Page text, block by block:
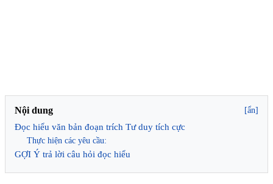
Nội dung [ẩn]
Đọc hiểu văn bản đoạn trích Tư duy tích cực
Thực hiện các yêu cầu:
GỢI Ý trả lời câu hỏi đọc hiểu